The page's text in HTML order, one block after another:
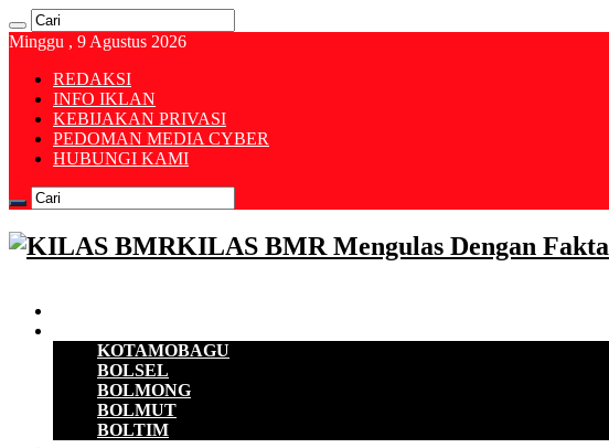
Minggu , 9 Agustus 2026
REDAKSI
INFO IKLAN
KEBIJAKAN PRIVASI
PEDOMAN MEDIA CYBER
HUBUNGI KAMI
KILAS BMR Mengulas Dengan Fakta
KOTAMOBAGU
BOLSEL
BOLMONG
BOLMUT
BOLTIM